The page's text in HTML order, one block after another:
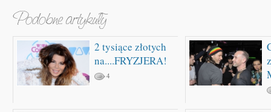
2 tysiące złotych
na....FRYZJERA!
4